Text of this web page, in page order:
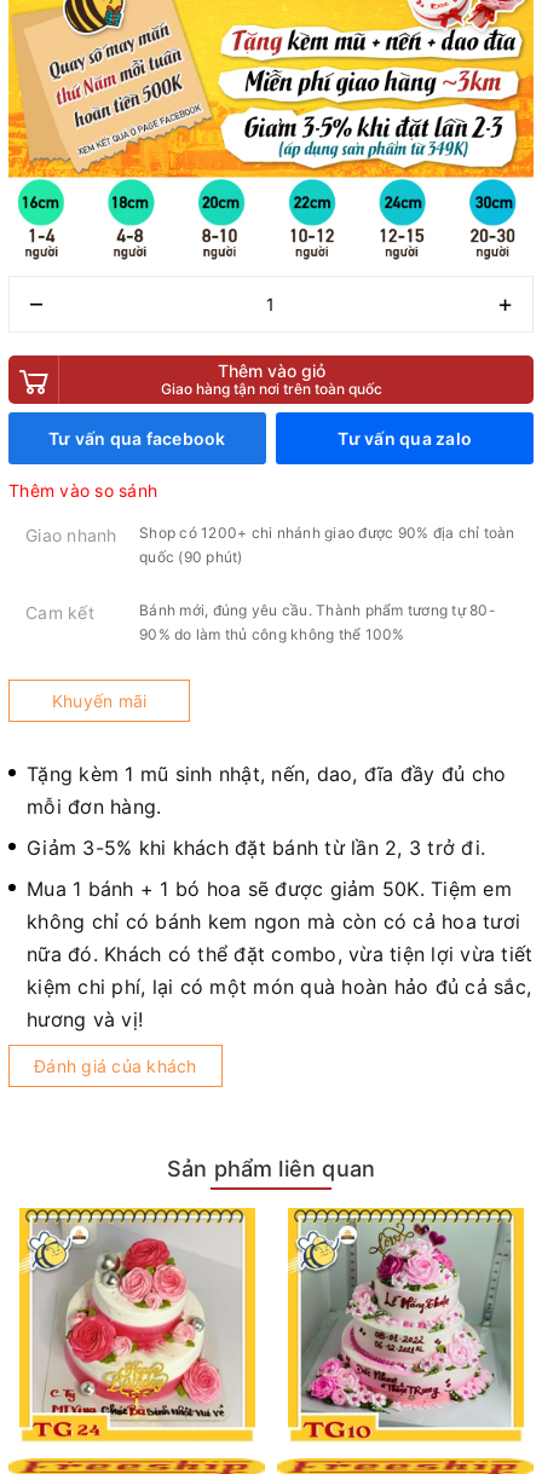
– +
Thêm vào giỏ
Giao hàng tận nơi trên toàn quốc
Tư vấn qua facebook Tư vấn qua zalo
Thêm vào so sánh
Giao nhanh
Shop có 1200+ chi nhánh giao được 90% địa chỉ toàn
quốc (90 phút)
Cam kết
Bánh mới, đúng yêu cầu. Thành phẩm tương tự 80-
90% do làm thủ công không thể 100%
Khuyến mãi
Tặng kèm 1 mũ sinh nhật, nến, dao, đĩa đầy đủ cho
mỗi đơn hàng.
Giảm 3-5% khi khách đặt bánh từ lần 2, 3 trở đi.
Mua 1 bánh + 1 bó hoa sẽ được giảm 50K. Tiệm em
không chỉ có bánh kem ngon mà còn có cả hoa tươi
nữa đó. Khách có thể đặt combo, vừa tiện lợi vừa tiết
kiệm chi phí, lại có một món quà hoàn hảo đủ cả sắc,
hương và vị!
Đánh giá của khách
Sản phẩm liên quan